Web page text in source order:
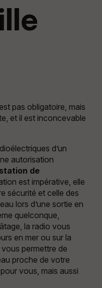
pas obligatoire, mais
et il est inconcevable
d’un
autorisation
de
est impérative, elle
sécurité et celle des
lors d’une sortie en
quelconque,
la radio vous
en mer ou sur la
permettre de
proche de votre
vous, mais aussi